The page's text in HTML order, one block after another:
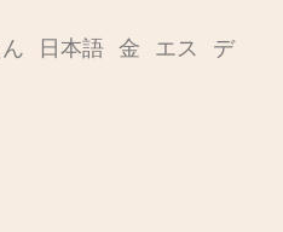
日本語 金 エス デ